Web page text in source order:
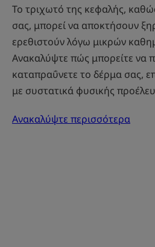
Το τριχωτό της κεφαλής,
σας, μπορεί να αποκτήσουν
ερεθιστούν λόγω μικρών
Ανακαλύψτε πώς μπορείτε να
καταπραΰνετε το δέρμα σας,
με συστατικά φυσικής
Ανακαλύψτε περισσότερα